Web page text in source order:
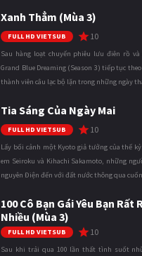
Xanh Thẳm (Mùa 3)
FULL HD VIETSUB 10
Sau hàng loạt chuyến phiêu lưu điên rồ và
Grand Blue Dreaming (Season 3) tiếp tục
thành viên câu lạc bộ lặn trong những ngày
Tia Sáng Của Ngày Mai
FULL HD VIETSUB 10
Lấy bối cảnh một Kyoto giả tưởng của thế
em Seiroku và Kihachi Sakamoto, những
nguyên Điện đến với đất nước thông qua
100 Cô Bạn Gái Yêu Bạn Rất
Nhiều (Mùa 3)
FULL HD VIETSUB 10
Sau khi trải qua 100 lần thất tình suốt